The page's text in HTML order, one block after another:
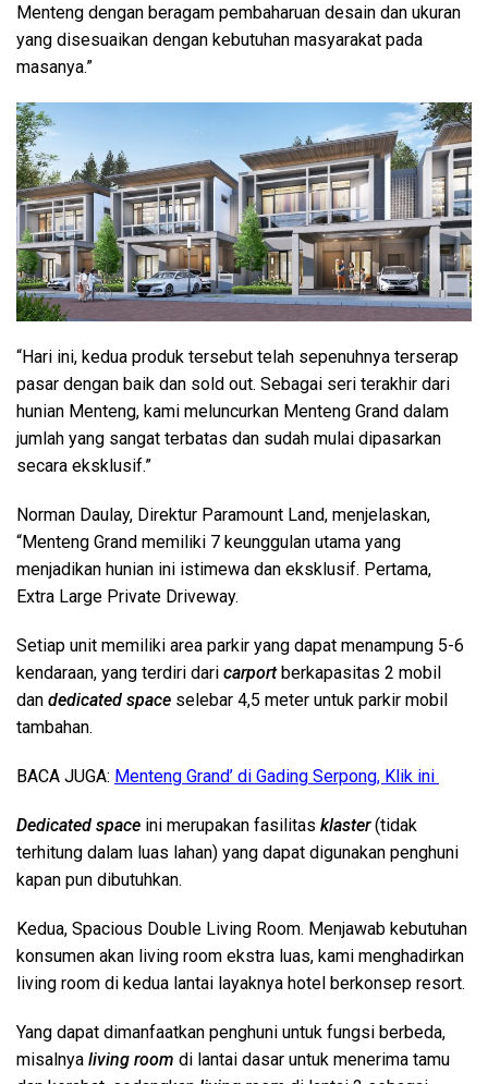
Menteng dengan beragam pembaharuan desain dan ukuran
yang disesuaikan dengan kebutuhan masyarakat pada
masanya.”
“Hari ini, kedua produk tersebut telah sepenuhnya terserap
pasar dengan baik dan sold out. Sebagai seri terakhir dari
hunian Menteng, kami meluncurkan Menteng Grand dalam
jumlah yang sangat terbatas dan sudah mulai dipasarkan
secara eksklusif.”
Norman Daulay, Direktur Paramount Land, menjelaskan,
“Menteng Grand memiliki 7 keunggulan utama yang
menjadikan hunian ini istimewa dan eksklusif. Pertama,
Extra Large Private Driveway.
Setiap unit memiliki area parkir yang dapat menampung 5-6
kendaraan, yang terdiri dari carportberkapasitas 2 mobil
dan dedicated space selebar 4,5 meter untuk parkir mobil
tambahan.
BACA JUGA: Menteng Grand’ di Gading Serpong, Klik ini
Dedicated space ini merupakan fasilitas klaster(tidak
terhitung dalam luas lahan) yang dapat digunakan penghuni
kapan pun dibutuhkan.
Kedua, Spacious Double Living Room. Menjawab kebutuhan
konsumen akan living room ekstra luas, kami menghadirkan
living room di kedua lantai layaknya hotel berkonsep resort.
Yang dapat dimanfaatkan penghuni untuk fungsi berbeda,
misalnya living room di lantai dasar untuk menerima tamu